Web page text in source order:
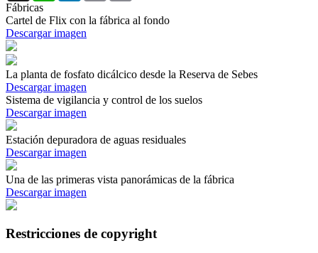
Fábricas
Cartel de Flix con la fábrica al fondo
Descargar imagen
La planta de fosfato dicálcico desde la Reserva de Sebes
Descargar imagen
Sistema de vigilancia y control de los suelos
Descargar imagen
Estación depuradora de aguas residuales
Descargar imagen
Una de las primeras vista panorámicas de la fábrica
Descargar imagen
Restricciones de copyright